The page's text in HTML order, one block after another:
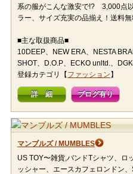
系の服がこんな激安で!? 3,000点
ラー、サイズ充実の品揃え！送料無
■主な取扱商品■
10DEEP、NEW ERA、NESTA
SHOT、D.O.P、ECKO unltd.、
登録カテゴリ【 ファッション 】
詳 細 ブログ有り
マンブルズ / MUMBLES
US TOY〜雑貨,バンドTシャツ、ロ
ッシャー、エースカフェロンドン